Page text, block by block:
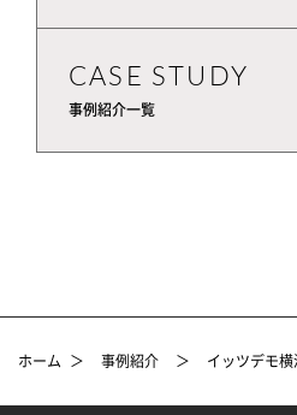
CASE STUDY
事例紹介一覧
ホーム ＞ 事例紹介 ＞